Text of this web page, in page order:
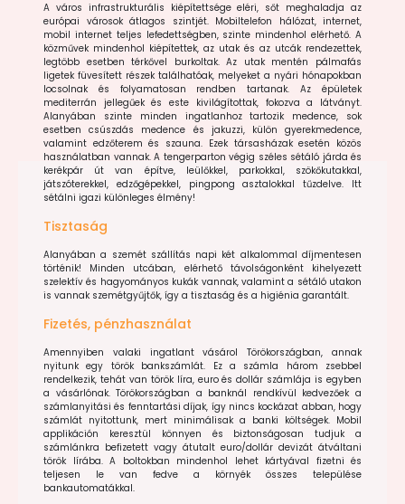
A város infrastrukturális kiépítettsége eléri, sőt meghaladja az
európai városok átlagos szintjét. Mobiltelefon hálózat, internet,
mobil internet teljes lefedettségben, szinte mindenhol elérhető. A
közművek mindenhol kiépítettek, az utak és az utcák rendezettek,
legtöbb esetben térkővel burkoltak. Az utak mentén pálmafás
ligetek füvesített részek találhatóak, melyeket a nyári hónapokban
locsolnak és folyamatosan rendben tartanak. Az épületek
mediterrán jellegűek és este kivilágítottak, fokozva a látványt.
Alanyában szinte minden ingatlanhoz tartozik medence, sok
esetben csúszdás medence és jakuzzi, külön gyerekmedence,
valamint edzőterem és szauna. Ezek társasházak esetén közös
használatban vannak. A tengerparton végig széles sétáló járda és
kerékpár út van építve, leülőkkel, parkokkal, szökőkutakkal,
játszóterekkel, edzőgépekkel, pingpong asztalokkal tűzdelve. Itt
sétálni igazi különleges élmény!
Tisztaság
Alanyában a szemét szállítás napi két alkalommal díjmentesen
történik! Minden utcában, elérhető távolságonként kihelyezett
szelektív és hagyományos kukák vannak, valamint a sétáló utakon
is vannak szemétgyűjtők, így a tisztaság és a higiénia garantált.
Fizetés, pénzhasználat
Amennyiben valaki ingatlant vásárol Törökországban, annak
nyitunk egy török bankszámlát. Ez a számla három zsebbel
rendelkezik, tehát van török líra, euro és dollár számlája is egyben
a vásárlónak. Törökországban a banknál rendkívül kedvezőek a
számlanyitási és fenntartási díjak, így nincs kockázat abban, hogy
számlát nyitottunk, mert minimálisak a banki költségek. Mobil
applikáción keresztül könnyen és biztonságosan tudjuk a
számlánkra befizetett vagy átutalt euro/dollár devizát átváltani
török lírába. A boltokban mindenhol lehet kártyával fizetni és
teljesen le van fedve a környék összes települése
bankautomatákkal.